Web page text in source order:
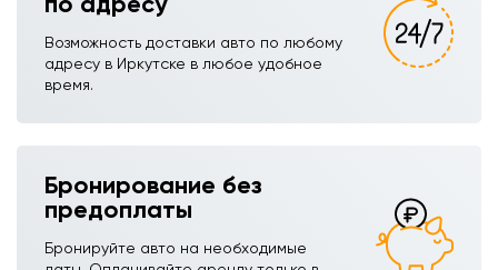
Возможность доставки авто по любому
адресу в Иркутске в любое удобное
время.
Бронирование без
предоплаты
Бронируйте авто на необходимые